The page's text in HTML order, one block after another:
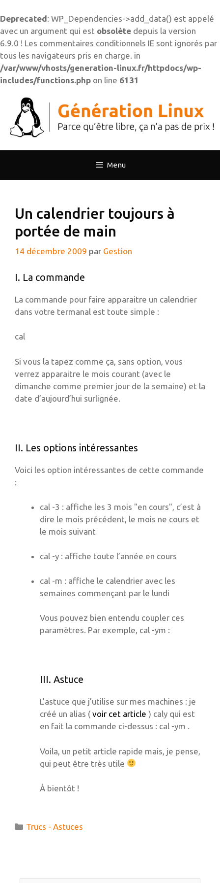
Deprecated: WP_Dependencies->add_data() est appelé
avec un argument qui est obsolète depuis la version
6.9.0 ! Les commentaires conditionnels IE sont ignorés par
tous les navigateurs pris en charge. in
/var/www/vhosts/generation-linux.fr/httpdocs/wp-
includes/functions.php on line 6131
contenu
Menu
Un calendrier toujours à
portée de main
14 décembre 2009 par Gestion
I. La commande
La commande pour faire apparaitre un calendrier
dans votre termanal est toute simple :
cal
Si vous la tapez comme ça, sans option, vous
verrez apparaitre le mois courant (avec le
dimanche comme premier jour de la semaine) et la
date d’aujourd’hui surlignée.
II. Les options intéressantes
Voici les option intéressantes de cette commande
:
cal -3 : affiche les 3 mois "en cours", c’est à
dire le mois précédent, le mois ne cours et
le mois suivant
cal -y : affiche toute l’année en cours
cal -m : affiche le calendrier avec les
semaines commençant par le lundi
Vous pouvez bien entendu coupler ces
paramètres. Par exemple, cal -ym :
III. Astuce
L’astuce que j’utilise sur mes machines : je
créé un alias ( voir cet article ) caly qui est
en fait la commande ci-dessus : cal -ym .
Voila, un petit article rapide mais, je pense,
qui peut être très utile
À bientôt !
Catégories
Trucs - Astuces